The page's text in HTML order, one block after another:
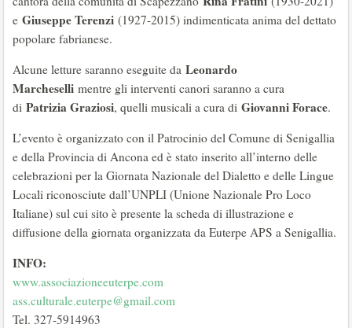
e Giuseppe Terenzi (1927-2015) indimenticata anima del dettato
popolare fabrianese.
Alcune letture saranno eseguite da Leonardo
Marcheselli mentre gli interventi canori saranno a cura
di Patrizia Graziosi, quelli musicali a cura di Giovanni Forace.
L’evento è organizzato con il Patrocinio del Comune di Senigallia
e della Provincia di Ancona ed è stato inserito all’interno delle
celebrazioni per la Giornata Nazionale del Dialetto e delle Lingue
Locali riconosciute dall’UNPLI (Unione Nazionale Pro Loco
Italiane) sul cui sito è presente la scheda di illustrazione e
diffusione della giornata organizzata da Euterpe APS a Senigallia.
INFO:
www.associazioneeuterpe.com
ass.culturale.euterpe@gmail.com
Tel. 327-5914963